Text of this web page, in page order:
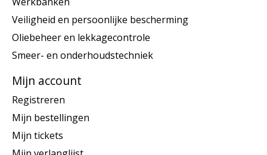
Veiligheid en persoonlijke bescherming
Oliebeheer en lekkagecontrole
Smeer- en onderhoudstechniek
Mijn account
Registreren
Mijn bestellingen
Mijn tickets